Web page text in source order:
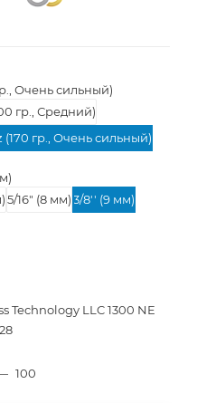
Очень сильный)
гр., Средний)
(170 гр., Очень сильный)
5/16" (8 мм) 3/8'' (9 мм)
Technology LLC 1300 NE
100